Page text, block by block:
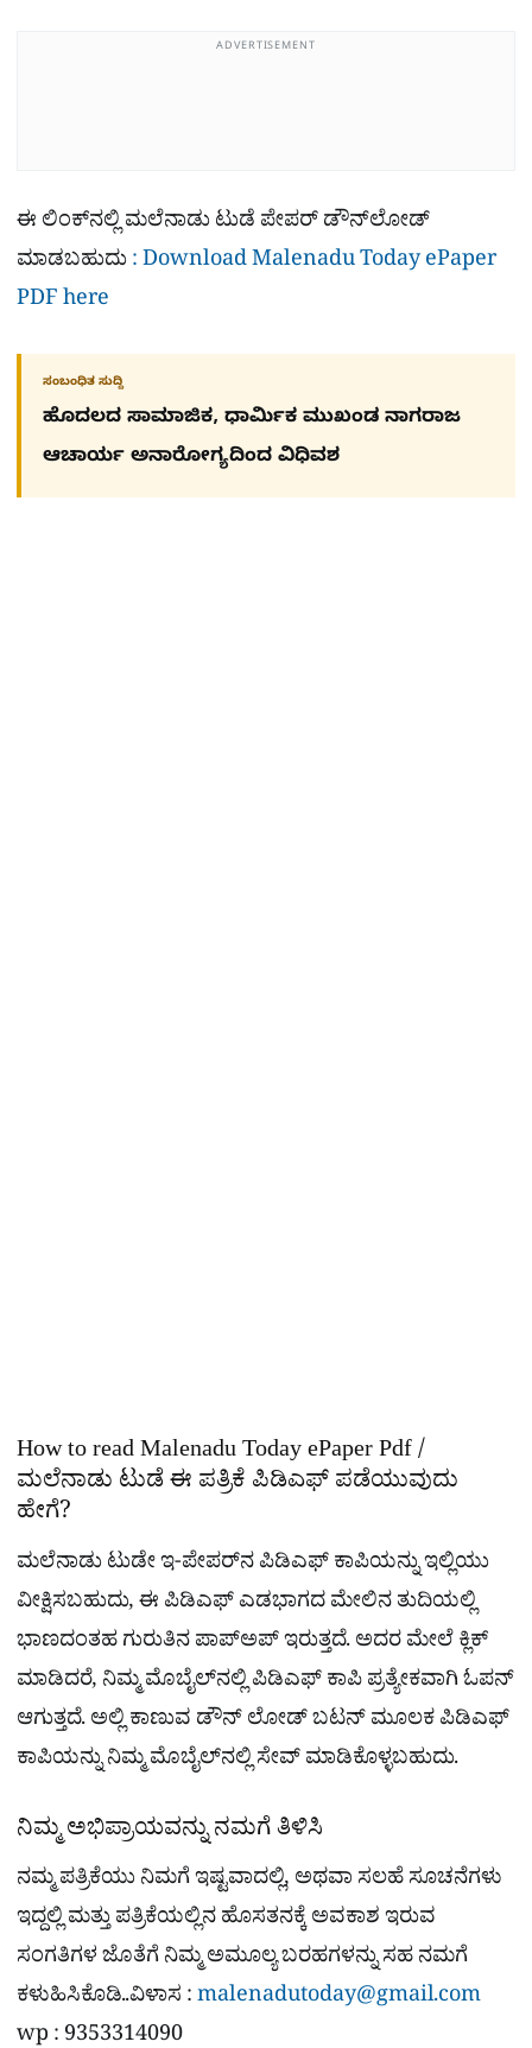
ADVERTISEMENT
ಈ ಲಿಂಕ್​ನಲ್ಲಿ ಮಲೆನಾಡು ಟುಡೆ ಪೇಪರ್ ಡೌನ್​ಲೋಡ್
ಮಾಡಬಹುದು : Download Malenadu Today ePaper
PDF here
ಸಂಬಂಧಿತ ಸುದ್ದಿ
ಹೊದಲದ ಸಾಮಾಜಿಕ, ಧಾರ್ಮಿಕ ಮುಖಂಡ ನಾಗರಾಜ
ಆಚಾರ್ಯ ಅನಾರೋಗ್ಯದಿಂದ ವಿಧಿವಶ
How to read Malenadu Today ePaper Pdf /
ಮಲೆನಾಡು ಟುಡೆ ಈ ಪತ್ರಿಕೆ ಪಿಡಿಎಫ್​ ಪಡೆಯುವುದು
ಹೇಗೆ?
ಮಲೆನಾಡು ಟುಡೇ ಇ-ಪೇಪರ್​ನ ಪಿಡಿಎಫ್​ ಕಾಪಿಯನ್ನು ಇಲ್ಲಿಯು
ವೀಕ್ಷಿಸಬಹುದು, ಈ ಪಿಡಿಎಫ್​ ಎಡಭಾಗದ ಮೇಲಿನ ತುದಿಯಲ್ಲಿ
ಭಾಣದಂತಹ ಗುರುತಿನ ಪಾಪ್​ಅಪ್​ ಇರುತ್ತದೆ. ಅದರ ಮೇಲೆ ಕ್ಲಿಕ್
ಮಾಡಿದರೆ, ನಿಮ್ಮ ಮೊಬೈಲ್​ನಲ್ಲಿ ಪಿಡಿಎಫ್​ ಕಾಪಿ ಪ್ರತ್ಯೇಕವಾಗಿ ಓಪನ್​
ಆಗುತ್ತದೆ. ಅಲ್ಲಿ ಕಾಣುವ ಡೌನ್​ ಲೋಡ್​ ಬಟನ್​ ಮೂಲಕ ಪಿಡಿಎಫ್​
ಕಾಪಿಯನ್ನು ನಿಮ್ಮ ಮೊಬೈಲ್​​ನಲ್ಲಿ ಸೇವ್ ಮಾಡಿಕೊಳ್ಳಬಹುದು.
ನಿಮ್ಮ ಅಭಿಪ್ರಾಯವನ್ನು ನಮಗೆ ತಿಳಿಸಿ
ನಮ್ಮ ಪತ್ರಿಕೆಯು ನಿಮಗೆ ಇಷ್ಟವಾದಲ್ಲಿ, ಅಥವಾ ಸಲಹೆ ಸೂಚನೆಗಳು
ಇದ್ದಲ್ಲಿ ಮತ್ತು ಪತ್ರಿಕೆಯಲ್ಲಿನ ಹೊಸತನಕ್ಕೆ ಅವಕಾಶ ಇರುವ
ಸಂಗತಿಗಳ ಜೊತೆಗೆ ನಿಮ್ಮ ಅಮೂಲ್ಯ ಬರಹಗಳನ್ನು ಸಹ ನಮಗೆ
ಕಳುಹಿಸಿಕೊಡಿ..ವಿಳಾಸ :malenadutoday@gmail.com
wp : 9353314090